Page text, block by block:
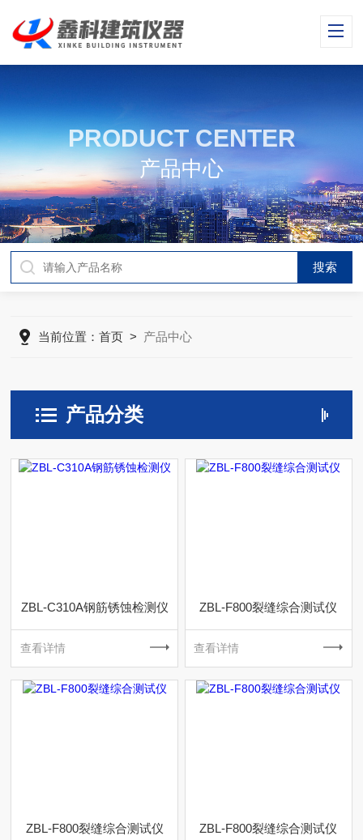
PRODUCT CENTER
产品中心
当前位置：首页 > 产品中心
产品分类
ZBL-C310A钢筋锈蚀检测仪
查看详情
ZBL-F800裂缝综合测试仪
查看详情
ZBL-F800裂缝综合测试仪 ZBL-F800裂缝综合测试仪